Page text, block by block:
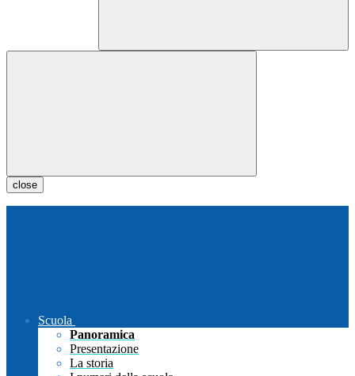
close
Scuola
Panoramica
Presentazione
La storia